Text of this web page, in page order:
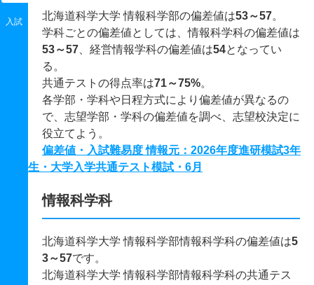
入試 北海道科学大学 情報科学部の偏差値は53～57。
学科ごとの偏差値としては、情報科学科の偏差値は
53～57 、経営情報学科の偏差値は54となってい
る。
共通テストの得点率は71～75%。
各学部・学科や日程方式により偏差値が異なるの
で、志望学部・学科の偏差値を調べ、志望校決定に
役立てよう。
偏差値・入試難易度 情報元：2026年度進研模試3年
生・大学入学共通テスト模試・6月
情報科学科
北海道科学大学 情報科学部情報科学科の偏差値は5
3～57です。
北海道科学大学 情報科学部情報科学科の共通テス